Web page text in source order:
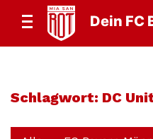
Dein FC
Schlagwort: DC